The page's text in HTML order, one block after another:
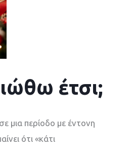
έτσι;
σε μια περίοδο με έντονη
ότι «κάτι